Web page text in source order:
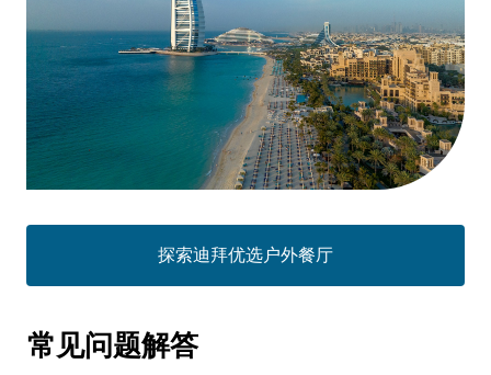
探索迪拜优选户外餐厅
常见问题解答